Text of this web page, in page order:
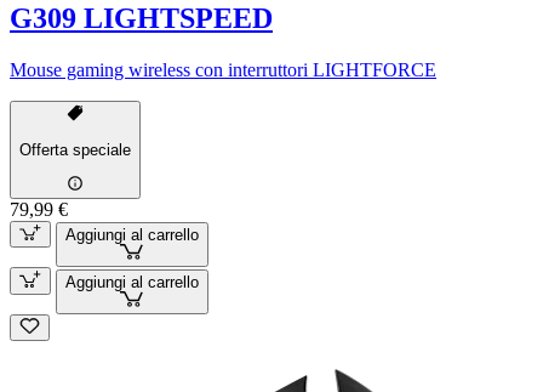
G309 LIGHTSPEED
Mouse gaming wireless con interruttori LIGHTFORCE
Offerta speciale
79,99 €
Aggiungi al carrello
Aggiungi al carrello